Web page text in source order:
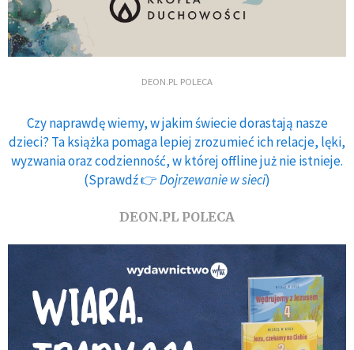
DEON.PL POLECA
Czy naprawdę wiemy, w jakim świecie dorastają nasze
dzieci? Ta książka pomaga lepiej zrozumieć ich relacje, lęki,
wyzwania oraz codzienność, w której offline już nie istnieje.
(Sprawdź 👉Dojrzewanie w sieci)
DEON.PL POLECA